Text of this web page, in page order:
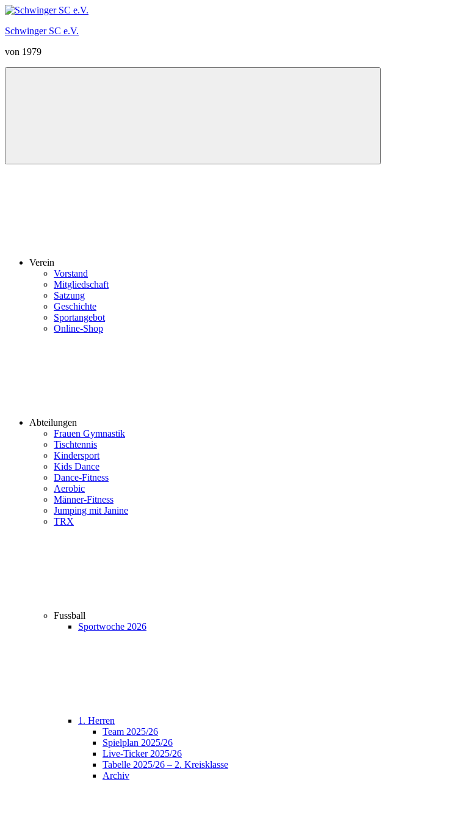
Zum
springen
Schwinger SC e.V.
von 1979
Menü
Verein
Vorstand
Mitgliedschaft
Satzung
Geschichte
Sportangebot
Online-Shop
Abteilungen
Frauen Gymnastik
Tischtennis
Kindersport
Kids Dance
Dance-Fitness
Aerobic
Männer-Fitness
Jumping mit Janine
TRX
Fussball
Sportwoche 2026
1. Herren
Team 2025/26
Spielplan 2025/26
Live-Ticker 2025/26
Tabelle 2025/26 – 2. Kreisklasse
Archiv